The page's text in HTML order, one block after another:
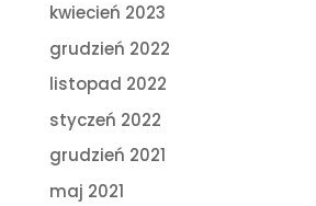
kwiecień 2023
grudzień 2022
listopad 2022
styczeń 2022
grudzień 2021
maj 2021